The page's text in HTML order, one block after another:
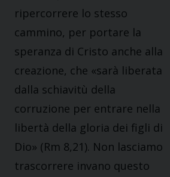
ripercorrere lo stesso
cammino, per portare la
speranza di Cristo anche alla
creazione, che «sarà liberata
dalla schiavitù della
corruzione per entrare nella
libertà della gloria dei figli di
Dio» (Rm 8,21). Non lasciamo
trascorrere invano questo